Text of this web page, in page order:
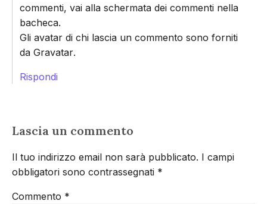
commenti, vai alla schermata dei commenti nella
bacheca.
Gli avatar di chi lascia un commento sono forniti
da Gravatar.
Rispondi
Lascia un commento
Il tuo indirizzo email non sarà pubblicato. I campi
obbligatori sono contrassegnati *
Commento *